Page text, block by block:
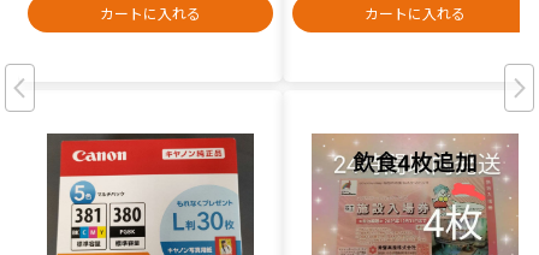
カートに入れる
カートに入れる